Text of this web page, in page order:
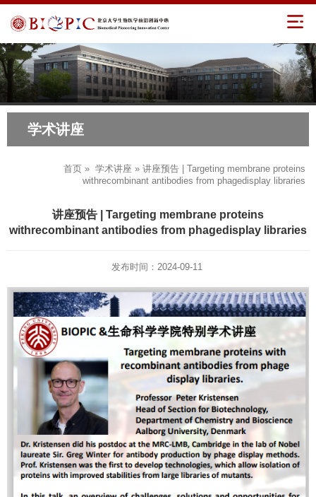
学术讲座
首页 » 学术讲座 » 讲座预告 | Targeting membrane proteins
withrecombinant antibodies from phagedisplay libraries
讲座预告 | Targeting membrane proteins
withrecombinant antibodies from phagedisplay libraries
发布时间：2024-09-11